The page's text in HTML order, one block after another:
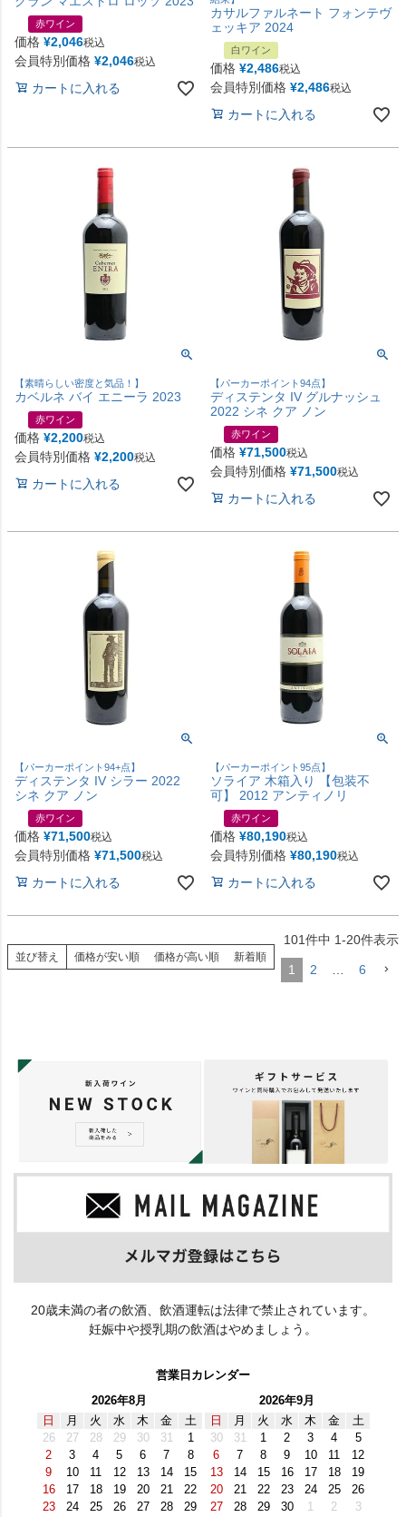
赤ワイン
価格 ¥2,046税込
会員特別価格 ¥2,046税込
カートに入れる
カサルファルネート フォンテヴ
ェッキア 2024
白ワイン
価格 ¥2,486税込
会員特別価格 ¥2,486税込
カートに入れる
【素晴らしい密度と気品！】
カベルネ バイ エニーラ 2023
赤ワイン
価格 ¥2,200税込
会員特別価格 ¥2,200税込
カートに入れる
【パーカーポイント94点】
ディステンタ IV グルナッシュ
2022 シネ クア ノン
赤ワイン
価格 ¥71,500税込
会員特別価格 ¥71,500税込
カートに入れる
【パーカーポイント94+点】
ディステンタ IV シラー 2022
シネ クア ノン
赤ワイン
価格 ¥71,500税込
会員特別価格 ¥71,500税込
カートに入れる
【パーカーポイント95点】
ソライア 木箱入り 【包装不
可】 2012 アンティノリ
赤ワイン
価格 ¥80,190税込
会員特別価格 ¥80,190税込
カートに入れる
並び替え 価格が安い順 価格が高い順 新着順
101件中 1-20件表示
1 2 6
20歳未満の者の飲酒、飲酒運転は法律で禁止されています。
妊娠中や授乳期の飲酒はやめましょう。
営業日カレンダー
2026年8月
日
月 火 水 木 金
土
26
27 28 29 30 31
1
2
3 4 5 6 7
8
9
10 11 12 13 14
15
16
17 18 19 20 21
22
23
24 25 26 27 28 29
2026年9月
日
月 火 水 木 金
土
30
31 1 2 3 4
5
6
7 8 9 10 11
12
13
14 15 16 17 18
19
20
21 22 23 24 25
26
27
28 29 30 1 2 3